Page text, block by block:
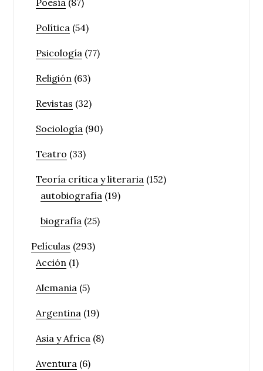
Política (54)
Psicología (77)
Religión (63)
Revistas (32)
Sociología (90)
Teatro (33)
Teoría crítica y literaria (152)
autobiografía (19)
biografía (25)
Películas (293)
Acción (1)
Alemania (5)
Argentina (19)
Asia y Africa (8)
Aventura (6)